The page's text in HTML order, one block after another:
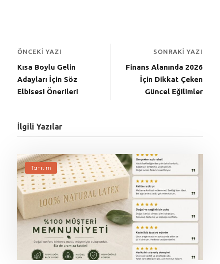
ÖNCEKI YAZI
Kısa Boylu Gelin
Adayları İçin Söz
Elbisesi Önerileri
SONRAKI YAZI
Finans Alanında 2026
İçin Dikkat Çeken
Güncel Eğilimler
İlgili Yazılar
Tanıtım